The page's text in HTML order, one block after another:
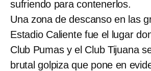
sufriendo para contenerlos.
Una zona de descanso en las
Estadio Caliente fue el lugar
Club Pumas y el Club Tijuana
brutal golpiza que pone en